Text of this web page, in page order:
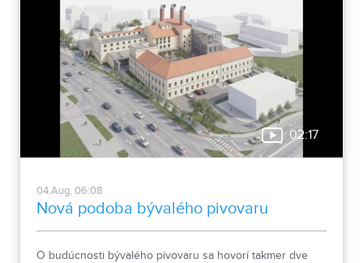
02:17
04.Aug, 06:08
Nová podoba bývalého pivovaru
O budúcnosti bývalého pivovaru sa hovorí takmer dve